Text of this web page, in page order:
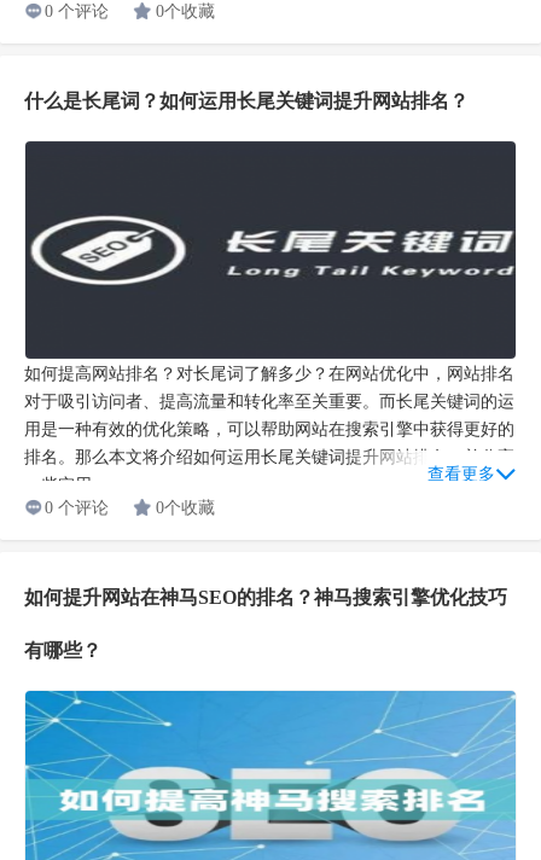
0 个评论
0个收藏
什么是长尾词？如何运用长尾关键词提升网站排名？
如何提高网站排名？对长尾词了解多少？在网站优化中，网站排名
对于吸引访问者、提高流量和转化率至关重要。而长尾关键词的运
用是一种有效的优化策略，可以帮助网站在搜索引擎中获得更好的
排名。那么本文将介绍如何运用长尾关键词提升网站排名，并分享
一些实用...
查看更多
0 个评论
0个收藏
如何提升网站在神马SEO的排名？神马搜索引擎优化技巧
有哪些？